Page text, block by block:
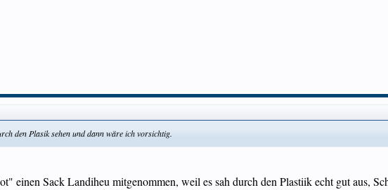
den Plasik sehen und dann wäre ich vorsichtig.
einen Sack Landiheu mitgenommen, weil es sah durch den Plastiik echt gut aus,